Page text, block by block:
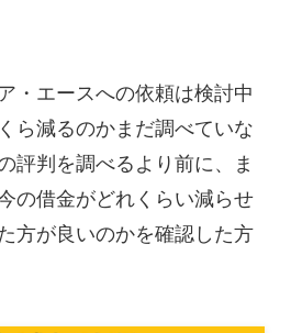
・エースへの依頼は検討中
ら減るのかまだ調べていな
評判を調べるより前に、ま
の借金がどれくらい減らせ
方が良いのかを確認した方